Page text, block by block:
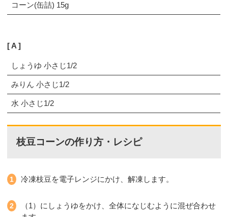
コーン(缶詰) 15g
A
しょうゆ 小さじ1/2
みりん 小さじ1/2
水 小さじ1/2
枝豆コーンの作り方・レシピ
冷凍枝豆を電子レンジにかけ、解凍します。
（1）にしょうゆをかけ、全体になじむように混ぜ合わせ